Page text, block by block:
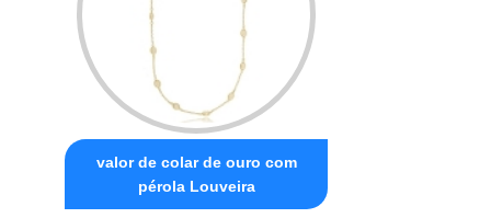
valor de colar de ouro com
pérola Louveira